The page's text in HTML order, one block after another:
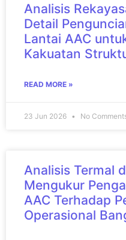
Analisis
Detail
Lantai AAC
Kakuatan
READ MORE »
23 Jun 2026 No
Analisis Termal
Mengukur
AAC Terhadap
Operasional